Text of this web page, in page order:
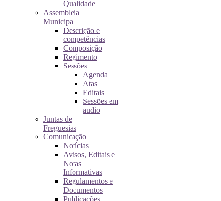
Qualidade
Assembleia
Municipal
Descrição e
competências
Composição
Regimento
Sessões
Agenda
Atas
Editais
Sessões em
audio
Juntas de
Freguesias
Comunicação
Notícias
Avisos, Editais e
Notas
Informativas
Regulamentos e
Documentos
Publicações